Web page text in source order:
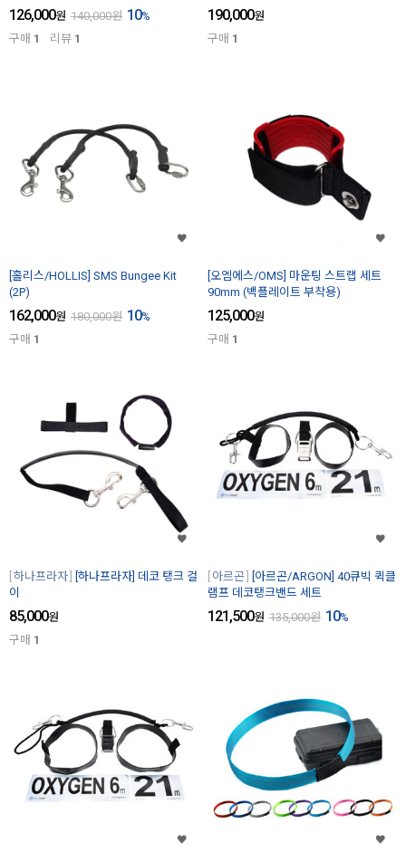
126,000원 140,000원 10%
구매 1 리뷰 1
190,000원
구매 1
[홀리스/HOLLIS] SMS Bungee Kit
(2P)
162,000원 180,000원 10%
구매 1
[오엠에스/OMS] 마운팅 스트랩 세트
90mm (백플레이트 부착용)
125,000원
구매 1
하나프라자
[하나프라자] 데코 탱크 걸
이
85,000원
구매 1
아르곤
[아르곤/ARGON] 40큐빅 퀵클
램프 데코탱크밴드 세트
121,500원 135,000원 10%